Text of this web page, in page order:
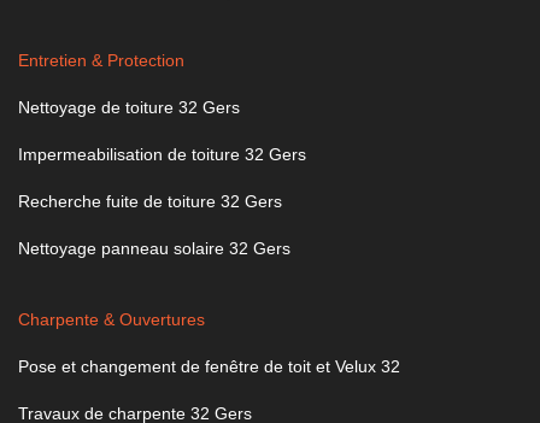
Entretien & Protection
Nettoyage de toiture 32 Gers
Impermeabilisation de toiture 32 Gers
Recherche fuite de toiture 32 Gers
Nettoyage panneau solaire 32 Gers
Charpente & Ouvertures
Pose et changement de fenêtre de toit et Velux 32
Travaux de charpente 32 Gers